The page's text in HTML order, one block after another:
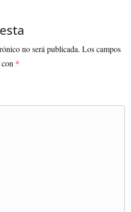
no será publicada. Los campos
*